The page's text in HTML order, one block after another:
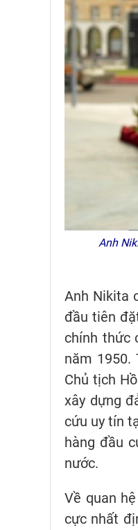
Anh
Anh Nikita
đầu tiên
chính thức
năm 1950.
Chủ tịch
xây dựng
cứu uy tín
hàng đầu
nước.
Về quan
cực nhất